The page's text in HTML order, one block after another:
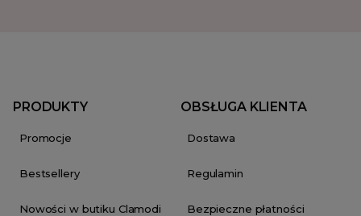
PRODUKTY
Promocje
Bestsellery
Nowości w butiku Clamodi
OBSŁUGA KLIENTA
Dostawa
Regulamin
Bezpieczne płatności